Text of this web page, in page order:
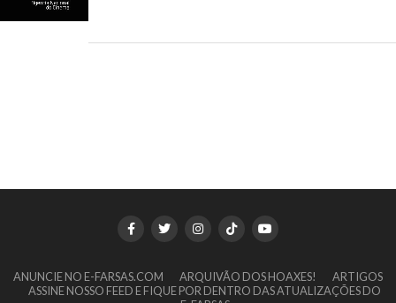
ANUNCIE NO E-FARSAS.COM ARQUIVÃO DOS HOAXES!
ARTIGOS
ASSINE NOSSO FEED E FIQUE POR DENTRO DAS ATUALIZAÇÕES DO